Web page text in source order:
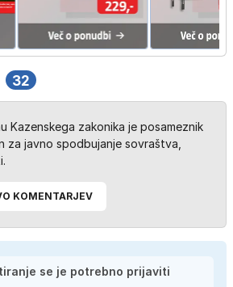
32
Kazenskega zakonika je posameznik
za javno spodbujanje sovraštva,
KOMENTARJEV